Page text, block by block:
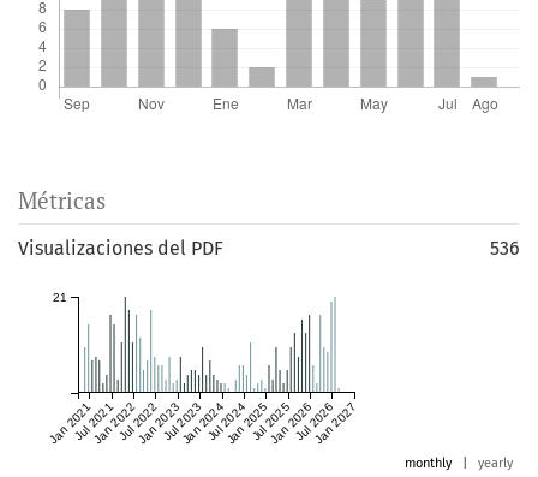
Métricas
Visualizaciones del PDF 536
Jan 2021Jul 2021
Jan 2022Jul 2022
Jan 2023Jul 2023
Jan 2024Jul 2024
Jan 2025Jul 2025
Jan 2026Jul 2026
Jan 2027
21
monthly yearly